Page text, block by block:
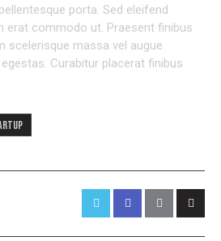
porta. Sed eleifend
erat commodo ut. Praesent finibus
scelerisque massa vel augue
Curabitur placerat finibus